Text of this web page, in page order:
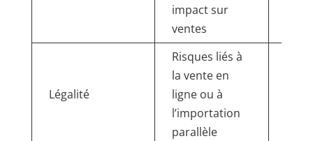
impact sur
ventes
Légalité
Risques liés à
la vente en
ligne ou à
l’importation
parallèle